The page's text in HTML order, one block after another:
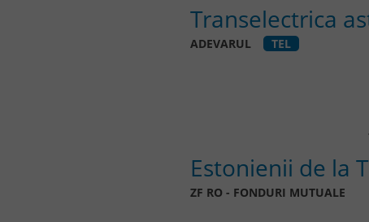
Transelectrica
ADEVARUL TEL
Estonienii de la
ZF RO - FONDURI MUTUALE